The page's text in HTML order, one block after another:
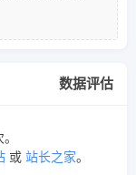
数据评估
或 站长之家。